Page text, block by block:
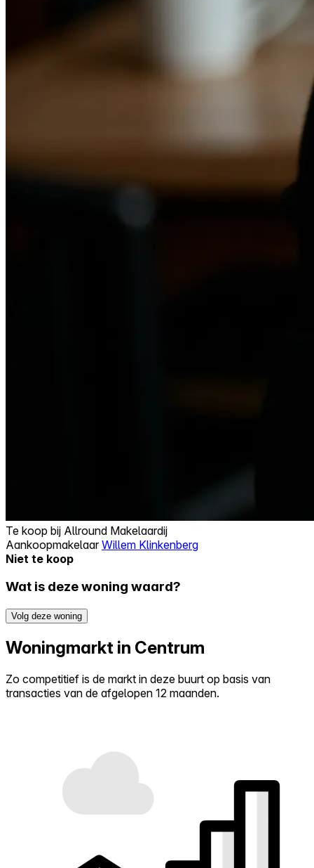
Te koop bij Allround Makelaardij
AankoopmakelaarWillem Klinkenberg
Niet te koop
Wat is deze woning waard?
Volg deze woning
Woningmarkt in Centrum
Zo competitief is de markt in deze buurt op basis van
transacties van de afgelopen 12 maanden.